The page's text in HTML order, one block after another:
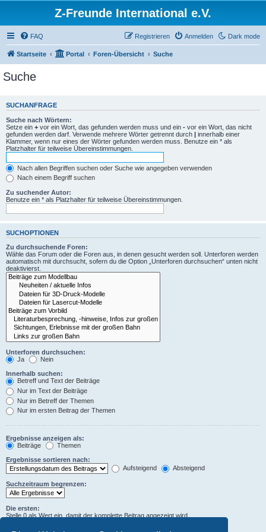
Z-Freunde International e.V.
Dark mode
FAQ Anmelden
Registrieren
Startseite Portal Foren-Übersicht Suche
Suche
SUCHANFRAGE
Suche nach Wörtern:
Setze ein + vor ein Wort, das gefunden werden muss und ein - vor ein Wort, das nicht
gefunden werden darf. Verwende mehrere Wörter getrennt durch | innerhalb einer
Klammer, wenn nur eines der Wörter gefunden werden muss. Benutze ein * als
Platzhalter für teilweise Übereinstimmungen.
Nach allen Begriffen suchen oder Suche wie angegeben verwenden
Nach einem Begriff suchen
Zu suchender Autor:
Benutze ein * als Platzhalter für teilweise Übereinstimmungen.
SUCHOPTIONEN
Zu durchsuchende Foren:
Wähle das Forum oder die Foren aus, in denen gesucht werden soll. Unterforen werden
automatisch mit durchsucht, sofern du die Option „Unterforen durchsuchen“ unten nicht
deaktivierst.
Unterforen durchsuchen:
Ja
Nein
Innerhalb suchen:
Betreff und Text der Beiträge
Nur im Text der Beiträge
Nur im Betreff der Themen
Nur im ersten Beitrag der Themen
Ergebnisse anzeigen als:
Beiträge
Themen
Ergebnisse sortieren nach:
Aufsteigend
Absteigend
Suchzeitraum begrenzen:
Die ersten:
Stelle 0 als Wert ein, damit der komplette Beitrag angezeigt wird.